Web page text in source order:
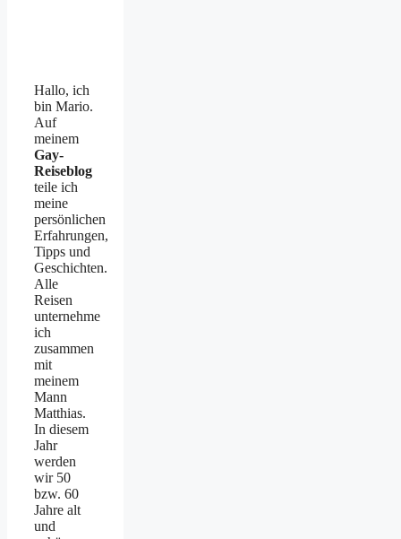
Hallo, ich
bin Mario.
Auf
meinem
Gay-
Reiseblog
teile ich
meine
persönlichen
Erfahrungen,
Tipps und
Geschichten.
Alle
Reisen
unternehme
ich
zusammen
mit
meinem
Mann
Matthias.
In diesem
Jahr
werden
wir 50
bzw. 60
Jahre alt
und